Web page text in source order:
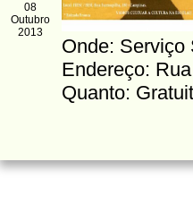
08
Outubro
2013
Onde: Serviço
Endereço:
Quanto: